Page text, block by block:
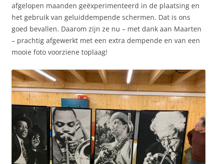
afgelopen maanden geëxperimenteerd in de plaatsing en
het gebruik van geluiddempende schermen. Dat is ons
goed bevallen. Daarom zijn ze nu – met dank aan Maarten
– prachtig afgewerkt met een extra dempende en van een
mooie foto voorziene toplaag!